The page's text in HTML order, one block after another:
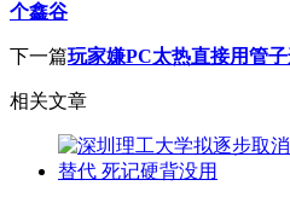
个鑫谷
下一篇玩家嫌PC太热直接用管
相关文章